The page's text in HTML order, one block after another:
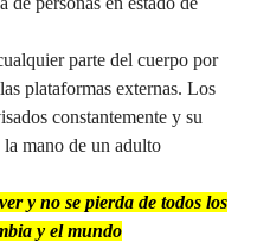
parte del cuerpo por
plataformas externas. Los
constantemente y su
la mano de un adulto
y no se pierda de todos los
y el mundo